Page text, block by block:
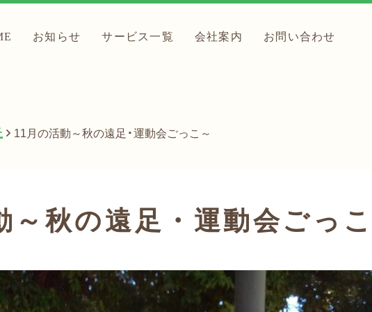
お知らせ サービス一覧 会社案内 お問い合わせ
11月の活動～秋の遠足・運動会ごっこ～
～秋の遠足・運動会ごっ